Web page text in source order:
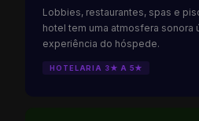
Lobbies, restaurantes, spas e
hotel tem uma atmosfera sonora
experiência do hóspede.
HOTELARIA 3★ A 5★